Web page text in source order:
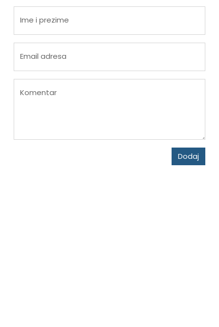
Ime i prezime
Email adresa
Komentar
Dodaj